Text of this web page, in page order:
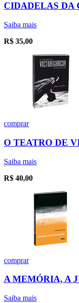
CIDADELAS DA
Saiba mais
R$ 35,00
comprar
O TEATRO DE
Saiba mais
R$ 40,00
comprar
A MEMÓRIA, A
Saiba mais